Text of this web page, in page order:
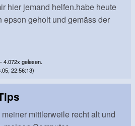
hier jemand helfen.habe heute
epson geholt und gemäss der
4.072x gelesen.
22:56:13)
mittlerweile recht alt und